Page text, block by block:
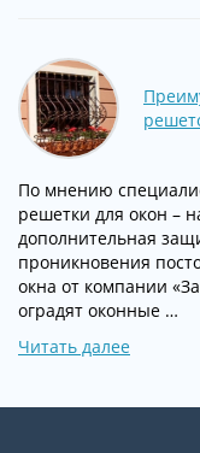
По мнению
решетки для окон –
дополнительная
проникновения
окна от компании
оградят оконные …
Читать далее